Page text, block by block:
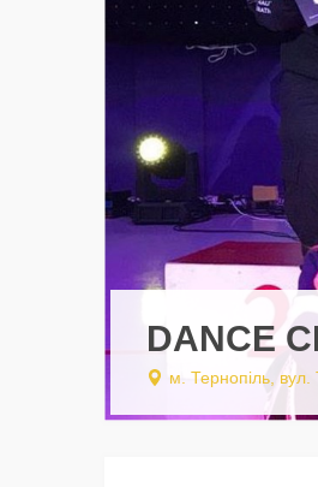
DANCE
м. Тернопіль, вул.